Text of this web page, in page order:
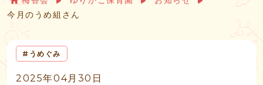
今月のうめ組さん
うめぐみ
2025年04月30日